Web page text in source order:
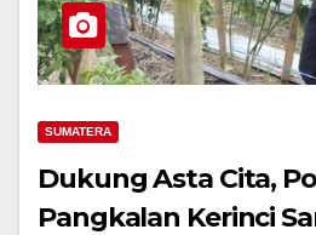
SUMATERA
Dukung Asta Cita,
Pangkalan Kerinci